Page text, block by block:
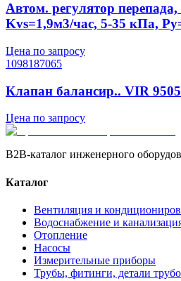
Автом. регулятор
Kvs=1,9м3/час, 5-35 кПа,
Цена по запросу
1098187065
Клапан балансир.. VIR
Цена по запросу
B2B-каталог инженерного
Каталог
Вентиляция и
Водоснабжение и
Отопление
Насосы
Измерительные приборы
Трубы, фитинги, детали